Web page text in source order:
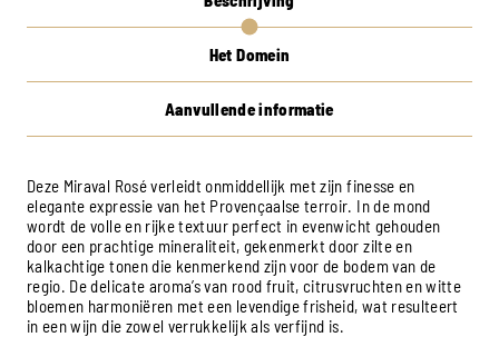
Het Domein
Aanvullende informatie
Deze Miraval Rosé verleidt onmiddellijk met zijn finesse en
elegante expressie van het Provençaalse terroir. In de mond
wordt de volle en rijke textuur perfect in evenwicht gehouden
door een prachtige mineraliteit, gekenmerkt door zilte en
kalkachtige tonen die kenmerkend zijn voor de bodem van de
regio. De delicate aroma’s van rood fruit, citrusvruchten en witte
bloemen harmoniëren met een levendige frisheid, wat resulteert
in een wijn die zowel verrukkelijk als verfijnd is.